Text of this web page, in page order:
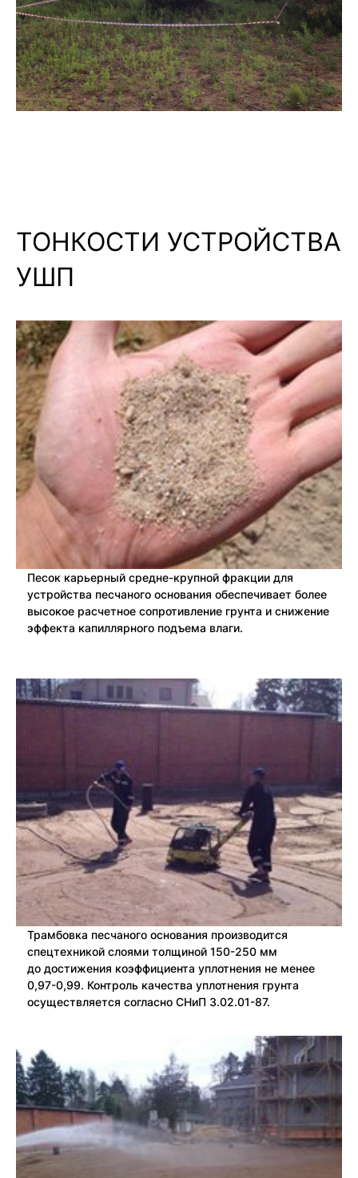
ТОНКОСТИ УСТРОЙСТВА
УШП
Песок карьерный средне-крупной фракции для
устройства песчаного основания обеспечивает более
высокое расчетное сопротивление грунта и снижение
эффекта капиллярного подъема влаги.
Трамбовка песчаного основания производится
спецтехникой слоями толщиной 150-250 мм
до достижения коэффициента уплотнения не менее
0,97-0,99. Контроль качества уплотнения грунта
осуществляется согласно СНиП 3.02.01-87.